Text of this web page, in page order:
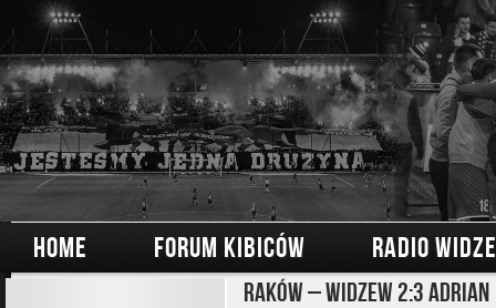
HOME FORUM KIBICÓW RADIO
Raków – Widzew 2:3 Adrian